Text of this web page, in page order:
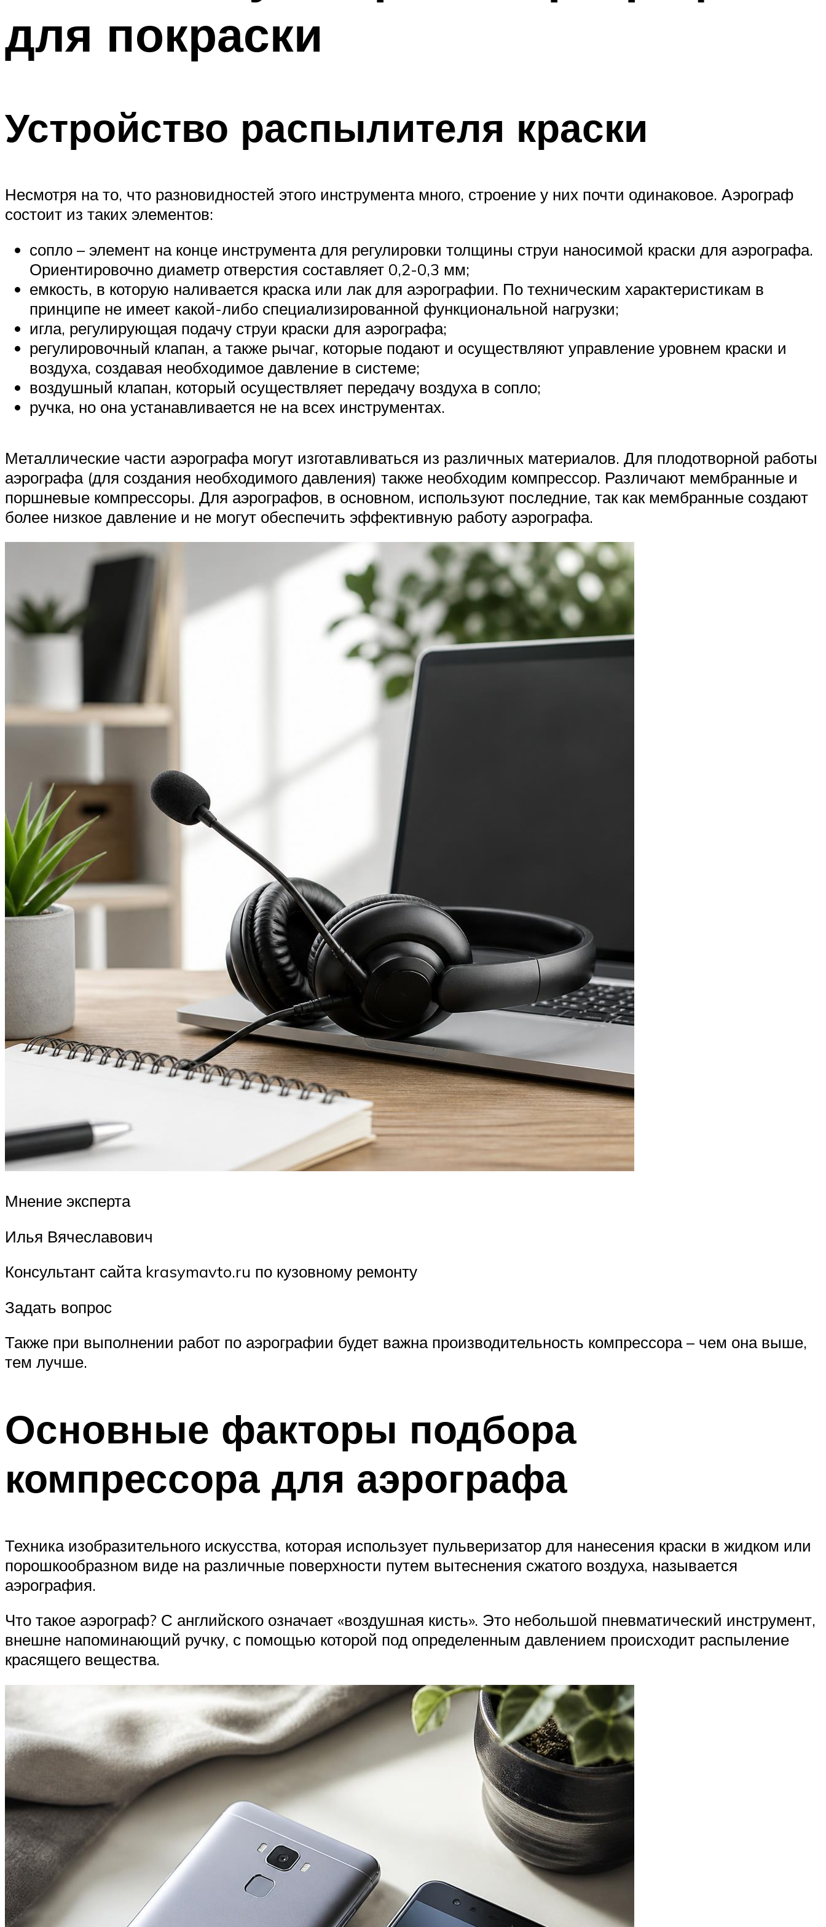
для покраски
Устройство распылителя краски
Несмотря на то, что разновидностей этого инструмента много, строение у них почти одинаковое. Аэрограф
состоит из таких элементов:
сопло – элемент на конце инструмента для регулировки толщины струи наносимой краски для аэрографа.
Ориентировочно диаметр отверстия составляет 0,2-0,3 мм;
емкость, в которую наливается краска или лак для аэрографии. По техническим характеристикам в
принципе не имеет какой-либо специализированной функциональной нагрузки;
игла, регулирующая подачу струи краски для аэрографа;
регулировочный клапан, а также рычаг, которые подают и осуществляют управление уровнем краски и
воздуха, создавая необходимое давление в системе;
воздушный клапан, который осуществляет передачу воздуха в сопло;
ручка, но она устанавливается не на всех инструментах.
Металлические части аэрографа могут изготавливаться из различных материалов. Для плодотворной работы
аэрографа (для создания необходимого давления) также необходим компрессор. Различают мембранные и
поршневые компрессоры. Для аэрографов, в основном, используют последние, так как мембранные создают
более низкое давление и не могут обеспечить эффективную работу аэрографа.
Мнение эксперта
Илья Вячеславович
Консультант сайта krasymavto.ru по кузовному ремонту
Задать вопрос
Также при выполнении работ по аэрографии будет важна производительность компрессора – чем она выше,
тем лучше.
Основные факторы подбора
компрессора для аэрографа
Техника изобразительного искусства, которая использует пульверизатор для нанесения краски в жидком или
порошкообразном виде на различные поверхности путем вытеснения сжатого воздуха, называется
аэрография.
Что такое аэрограф? С английского означает «воздушная кисть». Это небольшой пневматический инструмент,
внешне напоминающий ручку, с помощью которой под определенным давлением происходит распыление
красящего вещества.